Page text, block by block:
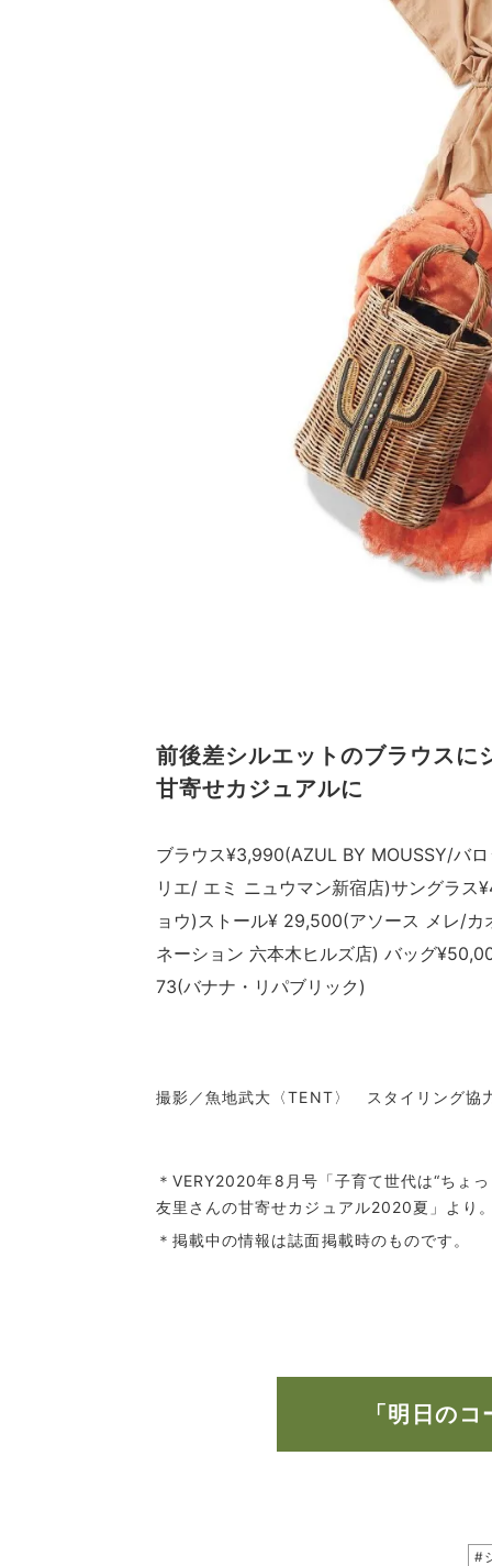
前後差シルエットのブラウスに
甘寄せカジュアルに
ブラウス¥3,990(AZUL BY MOUSSY/バ
リエ/ エミ ニュウマン新宿店)サングラ
ョウ)ストール¥ 29,500(アソース メレ/
ネーション 六本木ヒルズ店) バッグ
73(バナナ・リパブリック)
撮影／魚地武大〈TENT〉 スタイリング
＊VERY2020年8月号「子育て世代は“ちょ
友里さんの甘寄せカジュアル2020夏」より
＊掲載中の情報は誌面掲載時のものです。
「明日の
#